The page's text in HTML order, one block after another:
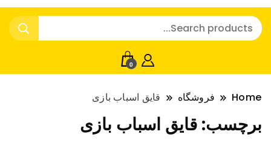
0
Home فروشگاه قایق اسباب بازی
برچسب: قایق اسباب بازی